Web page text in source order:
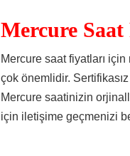
Mercure Saat
Mercure saat fiyatları
çok önemlidir.
Mercure saatinizin
için iletişime geçmenizi